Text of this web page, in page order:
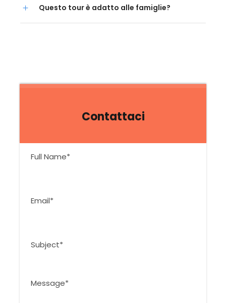
Contattaci
Questo tour è adatto alle famiglie?